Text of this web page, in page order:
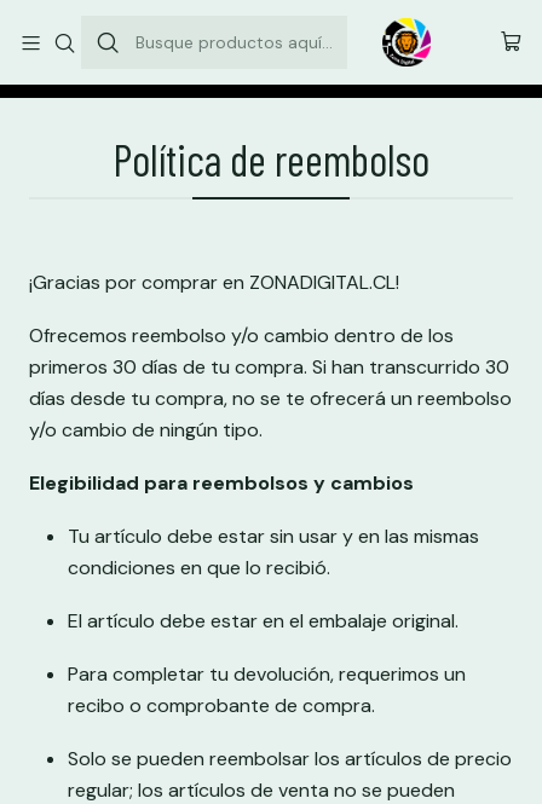
Envíos comunas de la Región Metropolitana: $3.500
Política de reembolso
¡Gracias por comprar en ZONADIGITAL.CL!
Ofrecemos reembolso y/o cambio dentro de los
primeros 30 días de tu compra. Si han transcurrido 30
días desde tu compra, no se te ofrecerá un reembolso
y/o cambio de ningún tipo.
Elegibilidad para reembolsos y cambios
Tu artículo debe estar sin usar y en las mismas
condiciones en que lo recibió.
El artículo debe estar en el embalaje original.
Para completar tu devolución, requerimos un
recibo o comprobante de compra.
Solo se pueden reembolsar los artículos de precio
regular; los artículos de venta no se pueden